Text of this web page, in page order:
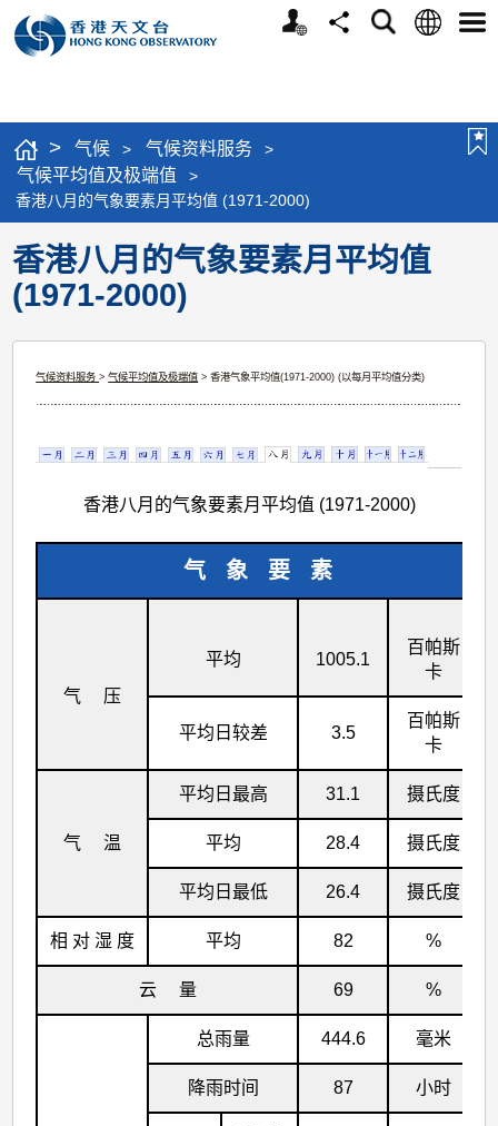
个
分
搜
语
选
> 气候 > 气候资料服务 >
气候平均值及极端值
>
香港八月的气象要素月平均值 (1971-2000)
香港八月的气象要素月平均值
(1971-2000)
气候资料服务>气候平均值及极端值 > 香港气象平均值(1971-2000) (以每月平均值分类)
香港八月的气象要素月平均值 (1971-2000)
气 象 要 素
气 压
平均 1005.1
百帕斯
卡
平均日较差 3.5
百帕斯
卡
气 温
平均日最高 31.1 摄氏度
平均 28.4 摄氏度
平均日最低 26.4 摄氏度
相 对 湿 度 平均 82 %
云 量 69 %
总雨量 444.6 毫米
降雨时间 87 小时